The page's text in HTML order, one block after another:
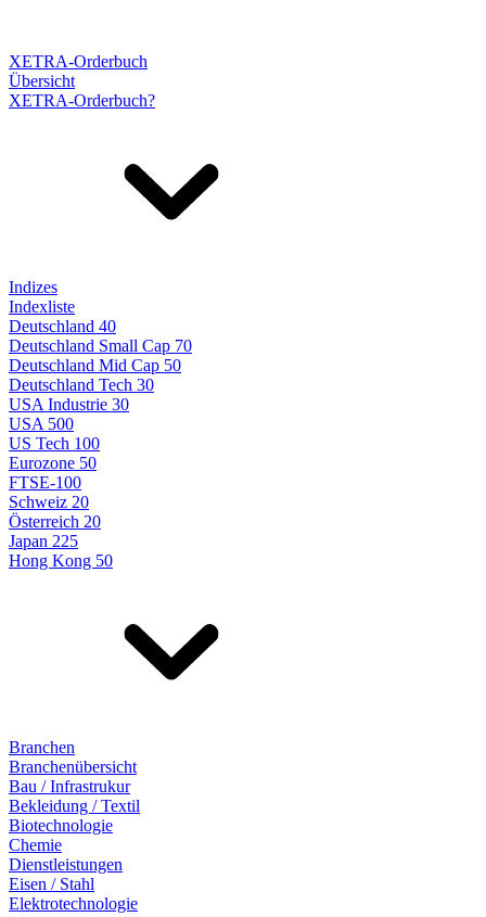
XETRA-Orderbuch
Übersicht
XETRA-Orderbuch?
Indizes
Indexliste
Deutschland 40
Deutschland Small Cap 70
Deutschland Mid Cap 50
Deutschland Tech 30
USA Industrie 30
USA 500
US Tech 100
Eurozone 50
FTSE-100
Schweiz 20
Österreich 20
Japan 225
Hong Kong 50
Branchen
Branchenübersicht
Bau / Infrastrukur
Bekleidung / Textil
Biotechnologie
Chemie
Dienstleistungen
Eisen / Stahl
Elektrotechnologie